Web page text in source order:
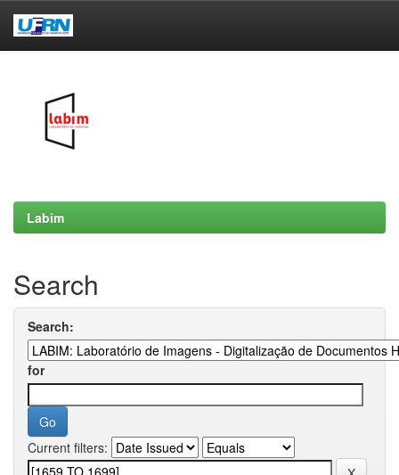
Labim
Search
Search:
for
Current filters: